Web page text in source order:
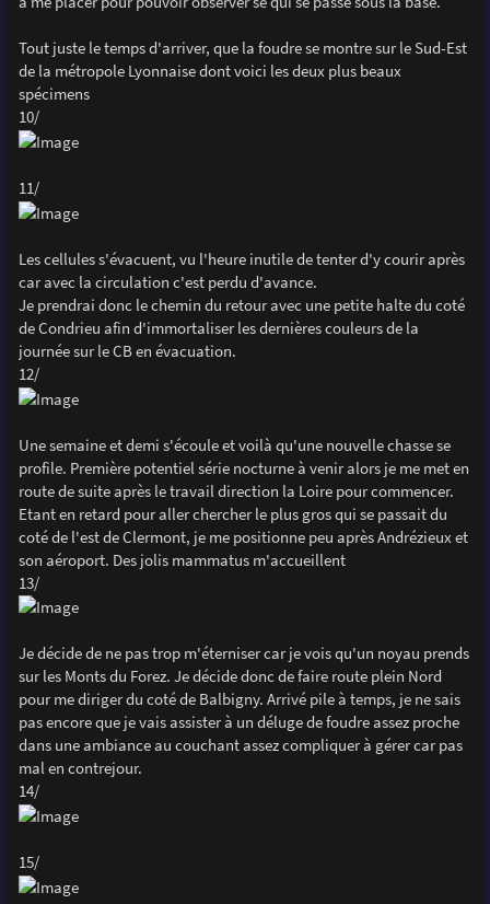
Tout juste le temps d'arriver, que la foudre se montre sur le Sud-Est
de la métropole Lyonnaise dont voici les deux plus beaux
spécimens
10/
11/
Les cellules s'évacuent, vu l'heure inutile de tenter d'y courir après
car avec la circulation c'est perdu d'avance.
Je prendrai donc le chemin du retour avec une petite halte du coté
de Condrieu afin d'immortaliser les dernières couleurs de la
journée sur le CB en évacuation.
12/
Une semaine et demi s'écoule et voilà qu'une nouvelle chasse se
profile. Première potentiel série nocturne à venir alors je me met en
route de suite après le travail direction la Loire pour commencer.
Etant en retard pour aller chercher le plus gros qui se passait du
coté de l'est de Clermont, je me positionne peu après Andrézieux et
son aéroport. Des jolis mammatus m'accueillent
13/
Je décide de ne pas trop m'éterniser car je vois qu'un noyau prends
sur les Monts du Forez. Je décide donc de faire route plein Nord
pour me diriger du coté de Balbigny. Arrivé pile à temps, je ne sais
pas encore que je vais assister à un déluge de foudre assez proche
dans une ambiance au couchant assez compliquer à gérer car pas
mal en contrejour.
14/
15/